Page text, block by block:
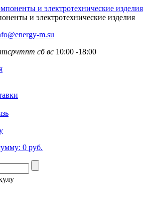
и электротехнические изделия
m.su
срчтпт сб вс 10:00 -18:00
0 руб.